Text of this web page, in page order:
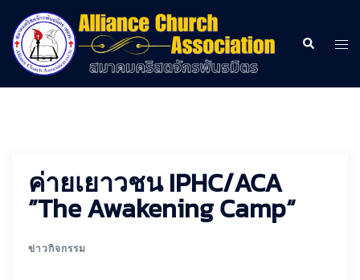
content
Search
ค่ายเยาวชน IPHC/ACA
”The Awakening Camp“
ข่าวกิจกรรม